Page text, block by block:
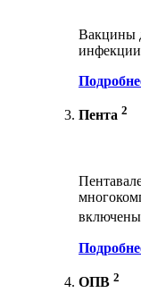
Вакцины
инфекции
Пента 2
включены
ОПВ 2